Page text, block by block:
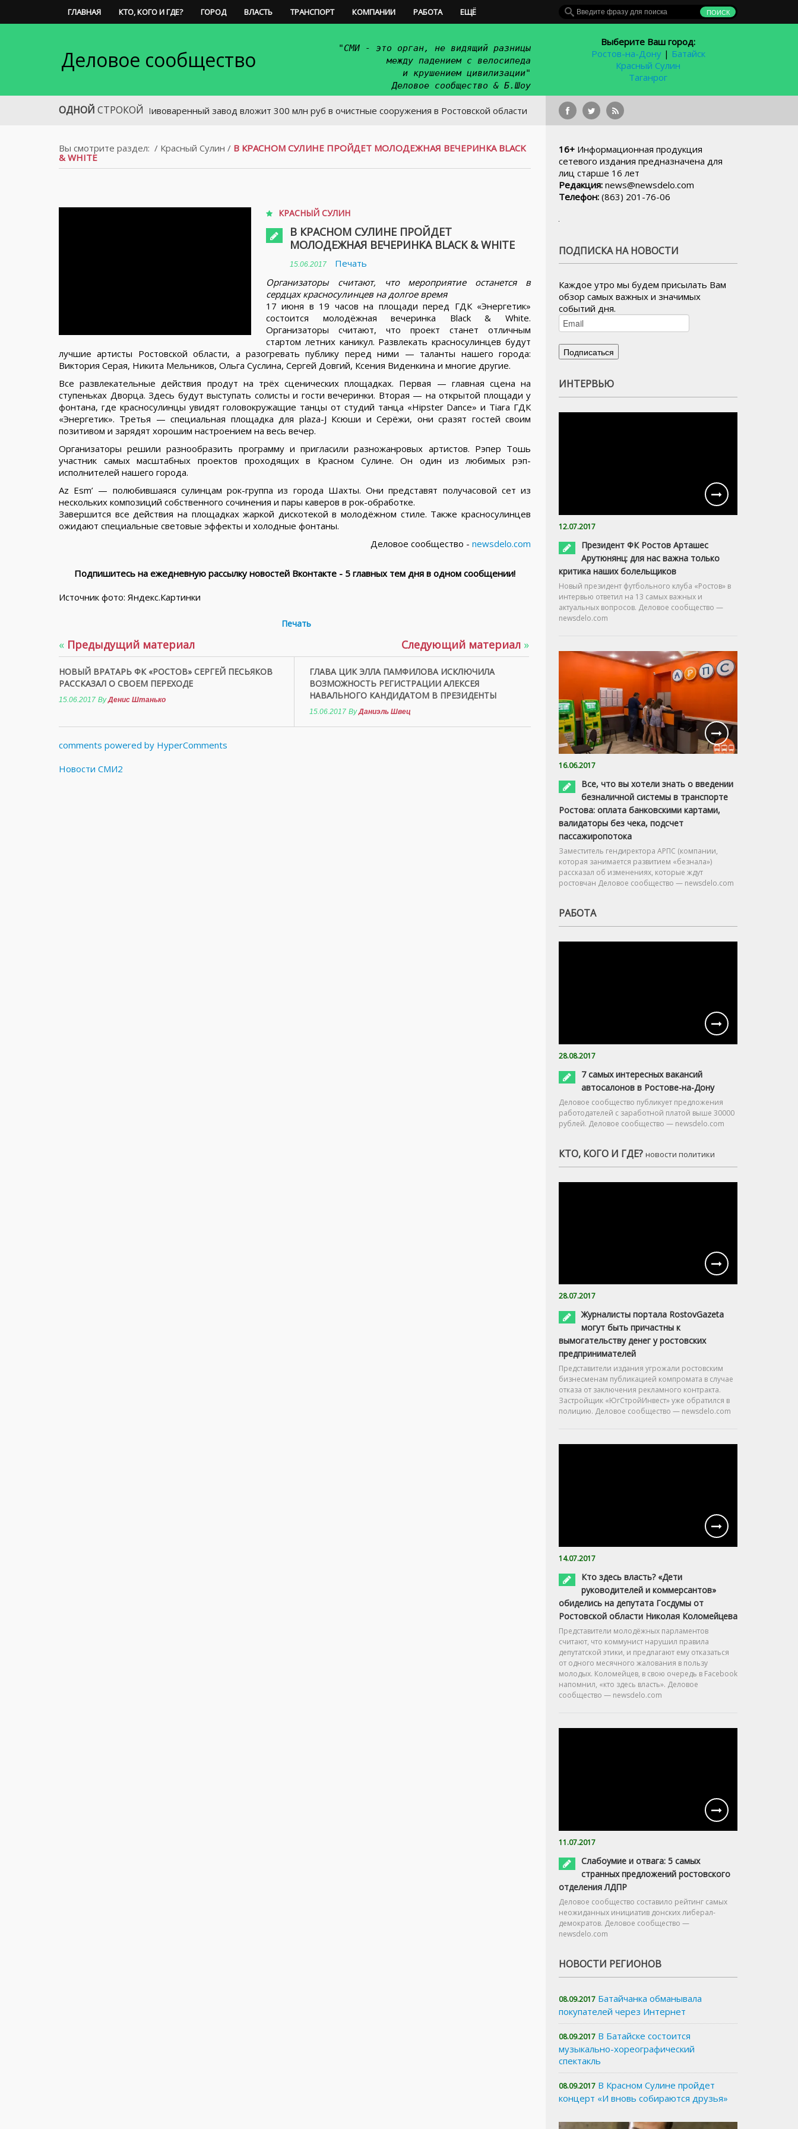
ГЛАВНАЯ КТО, КОГО И ГДЕ? ГОРОД ВЛАСТЬ ТРАНСПОРТ КОМПАНИИ РАБОТА ЕЩЁ
Деловое сообщество
"СМИ - это орган, не видящий разницы
между падением с велосипеда
и крушением цивилизации"
Деловое сообщество & Б.Шоу
Выберите Ваш город:
Ростов-на-Дону| Батайск
Красный Сулин
Таганрог
ОДНОЙ СТРОКОЙ
Пивоваренный завод вложит 300 млн руб в очистные сооружения в Ростовской области
Вы смотрите раздел: / Красный Сулин / В КРАСНОМ СУЛИНЕ ПРОЙДЕТ МОЛОДЕЖНАЯ ВЕЧЕРИНКА BLACK
& WHITE
КРАСНЫЙ СУЛИН
В КРАСНОМ СУЛИНЕ ПРОЙДЕТ
МОЛОДЕЖНАЯ ВЕЧЕРИНКА BLACK & WHITE
15.06.2017
Печать
Организаторы считают, что мероприятие останется в
сердцах красносулинцев на долгое время
17 июня в 19 часов на площади перед ГДК «Энергетик»
состоится молодёжная вечеринка Black & White.
Организаторы считают, что проект станет отличным
стартом летних каникул. Развлекать красносулинцев будут
лучшие артисты Ростовской области, а разогревать публику перед ними — таланты нашего города:
Виктория Серая, Никита Мельников, Ольга Суслина, Сергей Довгий, Ксения Виденкина и многие другие.
Все развлекательные действия продут на трёх сценических площадках. Первая — главная сцена на
ступеньках Дворца. Здесь будут выступать солисты и гости вечеринки. Вторая — на открытой площади у
фонтана, где красносулинцы увидят головокружащие танцы от студий танца «Hipster Dance» и Tiara ГДК
«Энергетик». Третья — специальная площадка для plaza-J Ксюши и Серёжи, они сразят гостей своим
позитивом и зарядят хорошим настроением на весь вечер.
Организаторы решили разнообразить программу и пригласили разножанровых артистов. Рэпер Тошь
участник самых масштабных проектов проходящих в Красном Сулине. Он один из любимых рэп-
исполнителей нашего города.
Az Esm’ — полюбившаяся сулинцам рок-группа из города Шахты. Они представят получасовой сет из
нескольких композиций собственного сочинения и пары каверов в рок-обработке.
Завершится все действия на площадках жаркой дискотекой в молодёжном стиле. Также красносулинцев
ожидают специальные световые эффекты и холодные фонтаны.
Деловое сообщество - newsdelo.com
Подпишитесь на ежедневную рассылку новостей Вконтакте - 5 главных тем дня в одном сообщении!
Источник фото: Яндекс.Картинки
Печать
« Предыдущий материал
НОВЫЙ ВРАТАРЬ ФК «РОСТОВ» СЕРГЕЙ ПЕСЬЯКОВ
РАССКАЗАЛ О СВОЕМ ПЕРЕХОДЕ
15.06.2017 ByДенис Штанько
Следующий материал »
ГЛАВА ЦИК ЭЛЛА ПАМФИЛОВА ИСКЛЮЧИЛА
ВОЗМОЖНОСТЬ РЕГИСТРАЦИИ АЛЕКСЕЯ
НАВАЛЬНОГО КАНДИДАТОМ В ПРЕЗИДЕНТЫ
15.06.2017 ByДаниэль Швец
comments powered by HyperComments
Новости СМИ2
16+ Информационная продукция
сетевого издания предназначена для
лиц старше 16 лет
Редакция: news@newsdelo.com
Телефон: (863) 201-76-06
ПОДПИСКА НА НОВОСТИ
Каждое утро мы будем присылать Вам
обзор самых важных и значимых
событий дня.
ИНТЕРВЬЮ
12.07.2017
Президент ФК Ростов Арташес
Арутюнянц: для нас важна только
критика наших болельщиков
Новый президент футбольного клуба «Ростов» в
интервью ответил на 13 самых важных и
актуальных вопросов. Деловое сообщество —
newsdelo.com
16.06.2017
Все, что вы хотели знать о введении
безналичной системы в транспорте
Ростова: оплата банковскими картами,
валидаторы без чека, подсчет
пассажиропотока
Заместитель гендиректора АРПС (компании,
которая занимается развитием «безнала»)
рассказал об изменениях, которые ждут
ростовчан Деловое сообщество — newsdelo.com
РАБОТА
28.08.2017
7 самых интересных вакансий
автосалонов в Ростове-на-Дону
Деловое сообщество публикует предложения
работодателей с заработной платой выше 30000
рублей. Деловое сообщество — newsdelo.com
КТО, КОГО И ГДЕ? новости политики
28.07.2017
Журналисты портала RostovGazeta
могут быть причастны к
вымогательству денег у ростовских
предпринимателей
Представители издания угрожали ростовским
бизнесменам публикацией компромата в случае
отказа от заключения рекламного контракта.
Застройщик «ЮгСтройИнвест» уже обратился в
полицию. Деловое сообщество — newsdelo.com
14.07.2017
Кто здесь власть? «Дети
руководителей и коммерсантов»
обиделись на депутата Госдумы от
Ростовской области Николая Коломейцева
Представители молодёжных парламентов
считают, что коммунист нарушил правила
депутатской этики, и предлагают ему отказаться
от одного месячного жалования в пользу
молодых. Коломейцев, в свою очередь в Facebook
напомнил, «кто здесь власть». Деловое
сообщество — newsdelo.com
11.07.2017
Слабоумие и отвага: 5 самых
странных предложений ростовского
отделения ЛДПР
Деловое сообщество составило рейтинг самых
неожиданных инициатив донских либерал-
демократов. Деловое сообщество —
newsdelo.com
НОВОСТИ РЕГИОНОВ
08.09.2017 Батайчанка обманывала
покупателей через Интернет
08.09.2017 В Батайске состоится
музыкально-хореографический
спектакль
08.09.2017 В Красном Сулине пройдет
концерт «И вновь собираются друзья»